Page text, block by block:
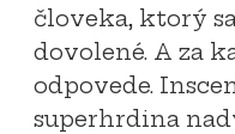
človeka, ktorý
dovolené. A za
odpovede.
superhrdina